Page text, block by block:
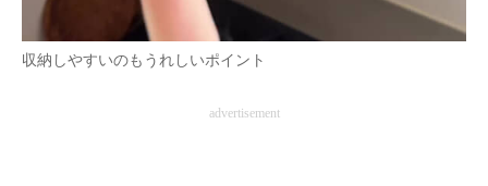
収納しやすいのもうれしいポイント
advertisement